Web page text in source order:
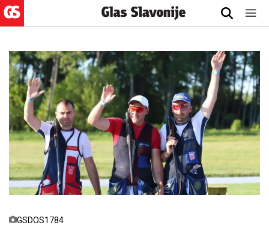
GSDOS1784